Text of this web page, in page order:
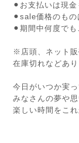
⚫︎お支払いは現
⚫︎sale価格のも
⚫︎期間中何度でも
※店頭、ネット
在庫切れなどあ
今日がいつか実っ
みなさんの夢や
楽しい時間をこ